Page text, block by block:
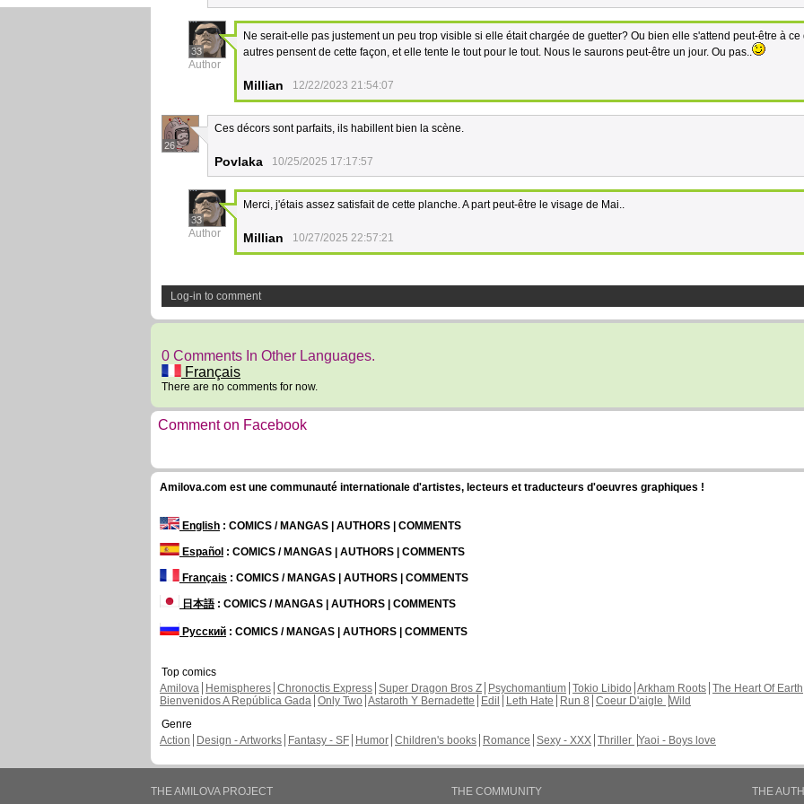
33
Author
Ne serait-elle pas justement un peu trop visible si elle était chargée de guetter? Ou bien elle s'attend peut-être à ce
autres pensent de cette façon, et elle tente le tout pour le tout. Nous le saurons peut-être un jour. Ou pas..
Millian 12/22/2023 21:54:07
26
Ces décors sont parfaits, ils habillent bien la scène.
Povlaka 10/25/2025 17:17:57
33
Author
Merci, j'étais assez satisfait de cette planche. A part peut-être le visage de Mai..
Millian 10/27/2025 22:57:21
Log-in to comment
0 Comments In Other Languages.
Français
There are no comments for now.
Comment on Facebook
Amilova.com est une communauté internationale d'artistes, lecteurs et traducteurs d'oeuvres graphiques !
English : COMICS / MANGAS | AUTHORS | COMMENTS
Español : COMICS / MANGAS | AUTHORS | COMMENTS
Français : COMICS / MANGAS | AUTHORS | COMMENTS
日本語: COMICS / MANGAS | AUTHORS | COMMENTS
Русский : COMICS / MANGAS | AUTHORS | COMMENTS
Top comics
Amilova
Hemispheres Chronoctis Express Super Dragon Bros Z Psychomantium Tokio Libido Arkham Roots The Heart Of Earth
Bienvenidos A República Gada Only Two Astaroth Y Bernadette Edil Leth Hate Run 8 Coeur D'aigle Wild
Genre
Action
Design - Artworks Fantasy - SF Humor Children's books Romance Sexy - XXX Thriller Yaoi - Boys love
THE AMILOVA PROJECT THE COMMUNITY THE